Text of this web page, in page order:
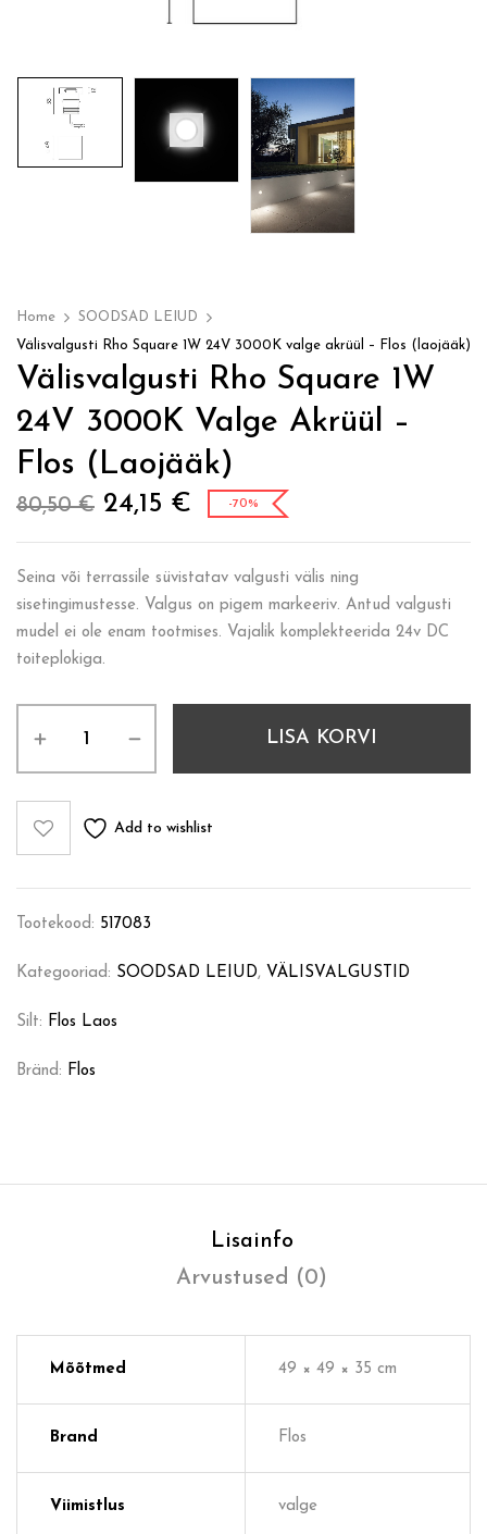
Home
SOODSAD LEIUD
Välisvalgusti Rho Square 1W 24V 3000K valge akrüül – Flos (laojääk)
Välisvalgusti Rho Square 1W
24V 3000K Valge Akrüül –
Flos (laojääk)
80,50€ 24,15 € -70%
Seina või terrassile süvistatav valgusti välis ning
sisetingimustesse. Valgus on pigem markeeriv. Antud valgusti
mudel ei ole enam tootmises. Vajalik komplekteerida 24v DC
toiteplokiga.
LISA KORVI
Add to wishlist
Tootekood: 517083
Kategooriad: SOODSAD LEIUD, VÄLISVALGUSTID
Silt: Flos Laos
Bränd: Flos
Lisainfo
Arvustused (0)
Mõõtmed 49 × 49 × 35 cm
Brand Flos
Viimistlus valge